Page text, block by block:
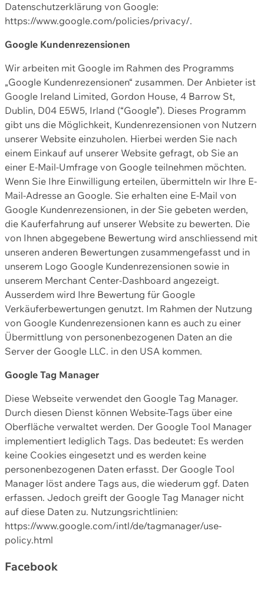
Datenschutzerklärung von Google:
https://www.google.com/policies/privacy/.
Google Kundenrezensionen
Wir arbeiten mit Google im Rahmen des Programms
„Google Kundenrezensionen“ zusammen. Der Anbieter ist
Google Ireland Limited, Gordon House, 4 Barrow St,
Dublin, D04 E5W5, Irland (“Google”). Dieses Programm
gibt uns die Möglichkeit, Kundenrezensionen von Nutzern
unserer Website einzuholen. Hierbei werden Sie nach
einem Einkauf auf unserer Website gefragt, ob Sie an
einer E-Mail-Umfrage von Google teilnehmen möchten.
Wenn Sie Ihre Einwilligung erteilen, übermitteln wir Ihre E-
Mail-Adresse an Google. Sie erhalten eine E-Mail von
Google Kundenrezensionen, in der Sie gebeten werden,
die Kauferfahrung auf unserer Website zu bewerten. Die
von Ihnen abgegebene Bewertung wird anschliessend mit
unseren anderen Bewertungen zusammengefasst und in
unserem Logo Google Kundenrezensionen sowie in
unserem Merchant Center-Dashboard angezeigt.
Ausserdem wird Ihre Bewertung für Google
Verkäuferbewertungen genutzt. Im Rahmen der Nutzung
von Google Kundenrezensionen kann es auch zu einer
Übermittlung von personenbezogenen Daten an die
Server der Google LLC. in den USA kommen.
Google Tag Manager
Diese Webseite verwendet den Google Tag Manager.
Durch diesen Dienst können Website-Tags über eine
Oberfläche verwaltet werden. Der Google Tool Manager
implementiert lediglich Tags. Das bedeutet: Es werden
keine Cookies eingesetzt und es werden keine
personenbezogenen Daten erfasst. Der Google Tool
Manager löst andere Tags aus, die wiederum ggf. Daten
erfassen. Jedoch greift der Google Tag Manager nicht
auf diese Daten zu. Nutzungsrichtlinien:
https://www.google.com/intl/de/tagmanager/use-
policy.html
Facebook